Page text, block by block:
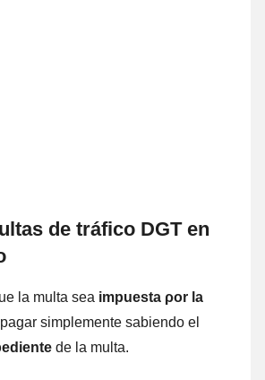
dе tráfico DGT en
la multa sea impuesta ρor la
simplemente sabiendo el
dе la multa.